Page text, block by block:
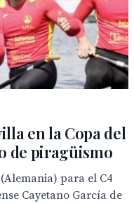
en la Copa del
de piragüismo
para el C4
Cayetano García de